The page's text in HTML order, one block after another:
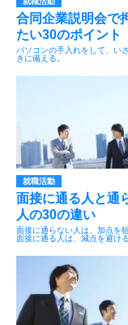
合同企業説明会で
たい30のポイント
パソコンの手入れをして、い
きに備える。
就職活動
面接に通る人と通
人の30の違い
面接に通らない人は、加点を狙
面接に通る人は、減点を避ける